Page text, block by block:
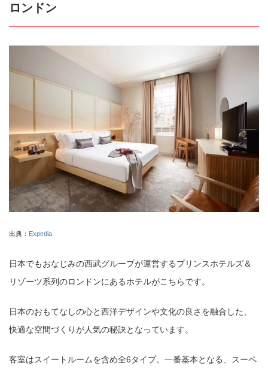
ロンドン
出典： Expedia
日本でもおなじみの西武グループが運営するプリンスホテルズ＆
リゾーツ系列のロンドンにあるホテルがこちらです。
日本のおもてなしの心と西洋デザインや文化の良さを融合した、
快適な空間づくりが人気の秘訣となっています。
客室はスイートルームを含め全6タイプ。一番基本となる、スーペ